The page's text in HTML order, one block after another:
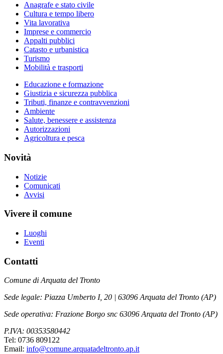
Anagrafe e stato civile
Cultura e tempo libero
Vita lavorativa
Imprese e commercio
Appalti pubblici
Catasto e urbanistica
Turismo
Mobilità e trasporti
Educazione e formazione
Giustizia e sicurezza pubblica
Tributi, finanze e contravvenzioni
Ambiente
Salute, benessere e assistenza
Autorizzazioni
Agricoltura e pesca
Novità
Notizie
Comunicati
Avvisi
Vivere il comune
Luoghi
Eventi
Contatti
Comune di Arquata del Tronto
Sede legale: Piazza Umberto I, 20 | 63096 Arquata del Tronto (AP)
Sede operativa: Frazione Borgo snc 63096 Arquata del Tronto (AP)
P.IVA: 00353580442
Tel: 0736 809122
Email: info@comune.arquatadeltronto.ap.it